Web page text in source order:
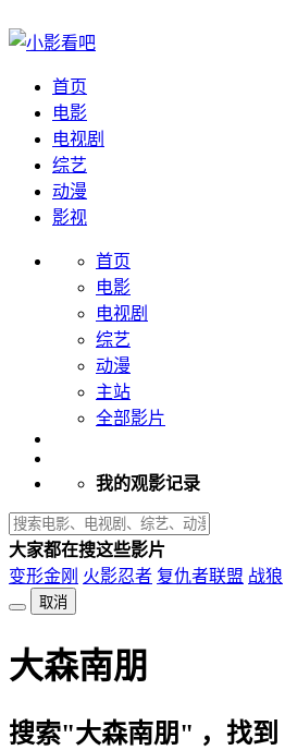
首页
电影
电视剧
综艺
动漫
影视
首页
电影
电视剧
综艺
动漫
主站
全部影片
我的观影记录
大家都在搜这些影片
变形金刚 火影忍者 复仇者联盟 战狼
取消
大森南朋
搜索"大森南朋" ，找到